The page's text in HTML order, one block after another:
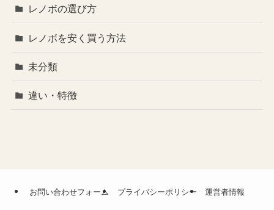
レノボの選び方
レノボを安く買う方法
未分類
違い・特徴
お問い合わせフォーム プライバシーポリシー 運営者情報